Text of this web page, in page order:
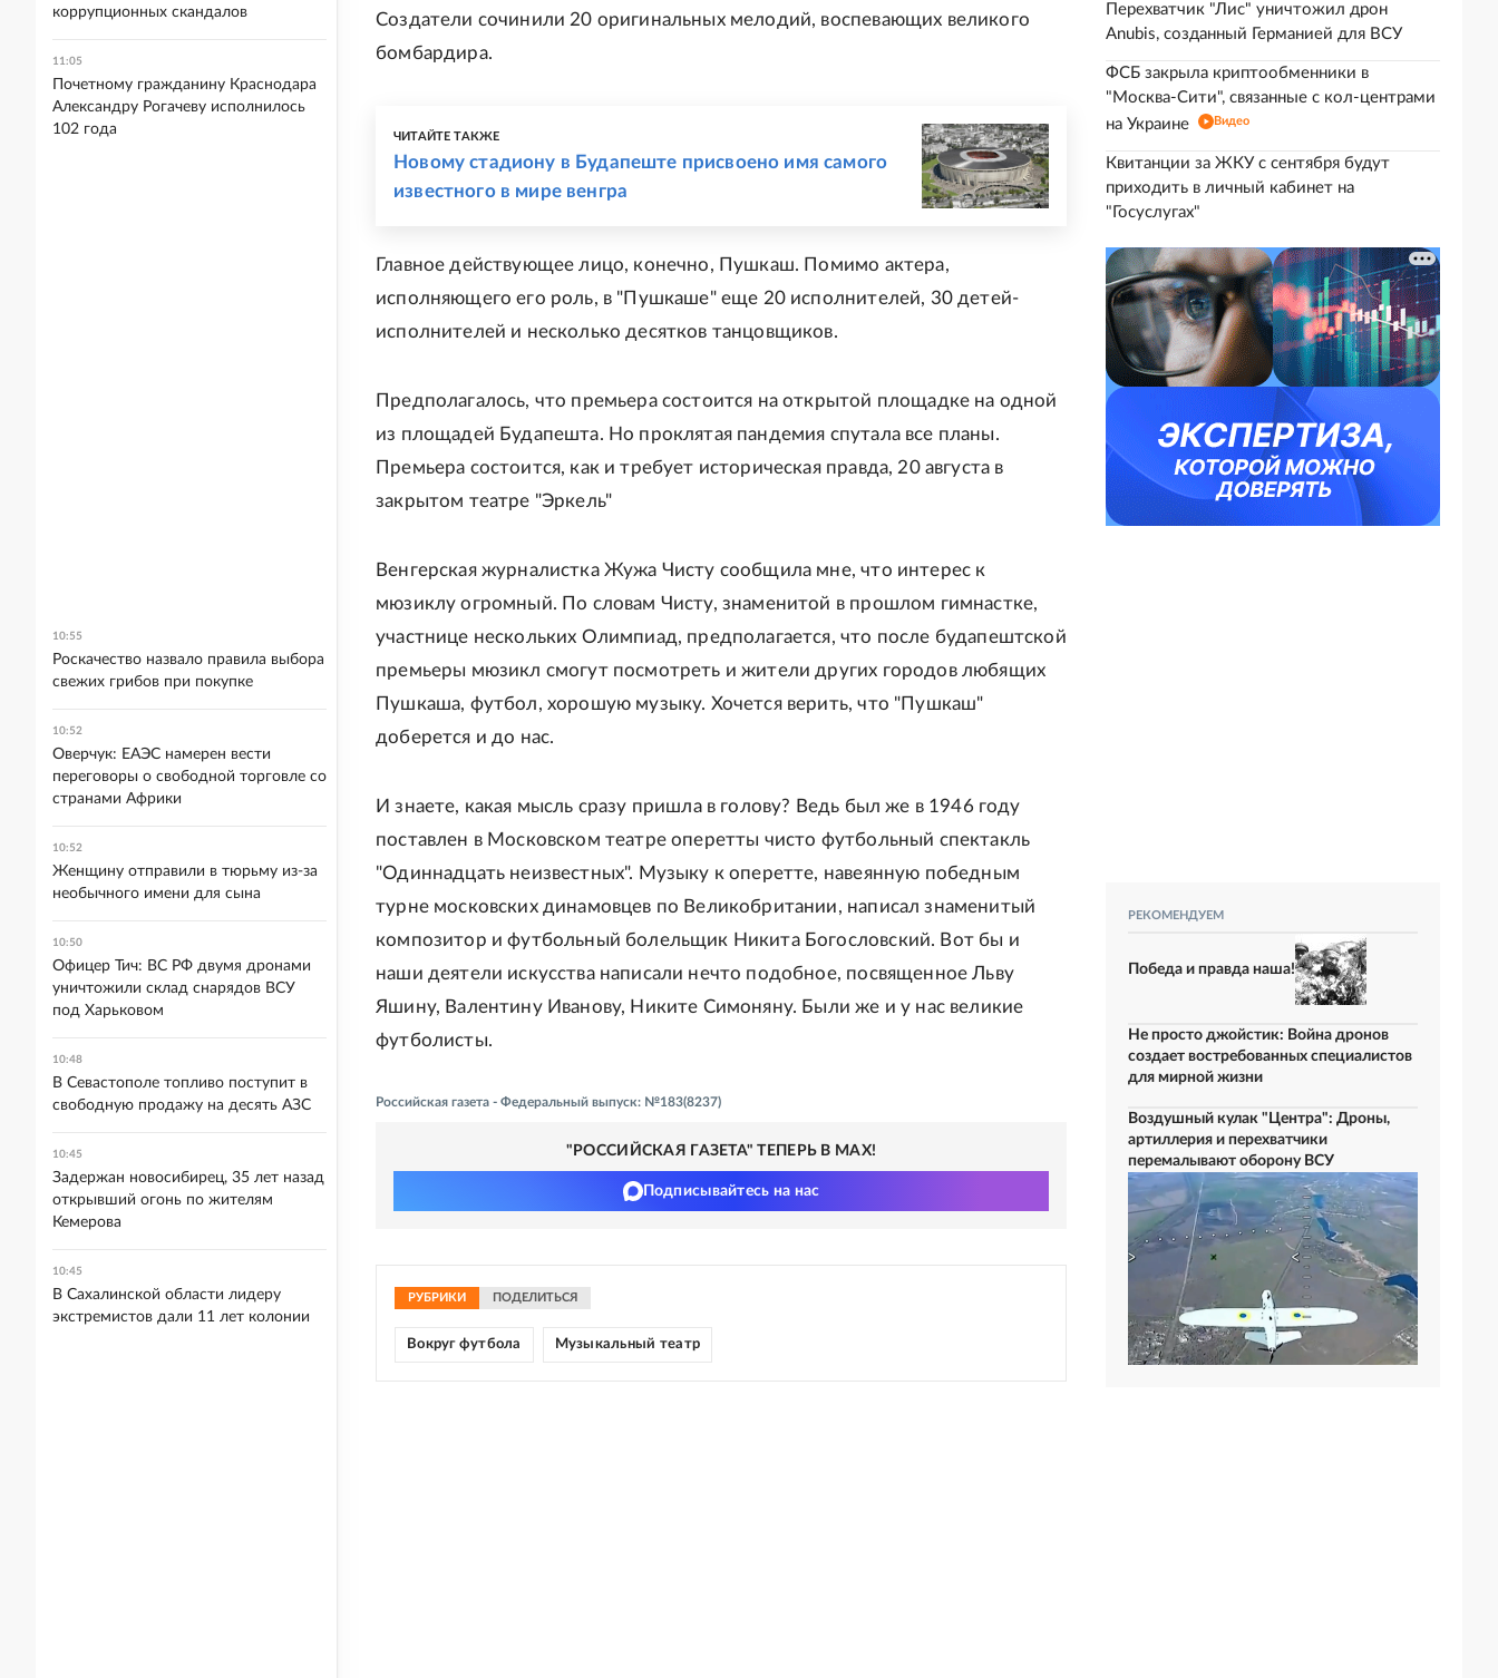
Создатели сочинили 20 оригинальных мелодий, воспевающих великого
бомбардира.
ЧИТАЙТЕ ТАКЖЕ
Новому стадиону в Будапеште присвоено имя самого
известного в мире венгра
Главное действующее лицо, конечно, Пушкаш. Помимо актера,
исполняющего его роль, в "Пушкаше" еще 20 исполнителей, 30 детей-
исполнителей и несколько десятков танцовщиков.
Предполагалось, что премьера состоится на открытой площадке на одной
из площадей Будапешта. Но проклятая пандемия спутала все планы.
Премьера состоится, как и требует историческая правда, 20 августа в
закрытом театре "Эркель"
Венгерская журналистка Жужа Чисту сообщила мне, что интерес к
мюзиклу огромный. По словам Чисту, знаменитой в прошлом гимнастке,
участнице нескольких Олимпиад, предполагается, что после будапештской
премьеры мюзикл смогут посмотреть и жители других городов любящих
Пушкаша, футбол, хорошую музыку. Хочется верить, что "Пушкаш"
доберется и до нас.
И знаете, какая мысль сразу пришла в голову? Ведь был же в 1946 году
поставлен в Московском театре оперетты чисто футбольный спектакль
"Одиннадцать неизвестных". Музыку к оперетте, навеянную победным
турне московских динамовцев по Великобритании, написал знаменитый
композитор и футбольный болельщик Никита Богословский. Вот бы и
наши деятели искусства написали нечто подобное, посвященное Льву
Яшину, Валентину Иванову, Никите Симоняну. Были же и у нас великие
футболисты.
Российская газета - Федеральный выпуск: №183(8237)
"РОССИЙСКАЯ ГАЗЕТА" ТЕПЕРЬ В MAX!
Подписывайтесь на нас
РУБРИКИ ПОДЕЛИТЬСЯ
Вокруг футбола Музыкальный театр
Перехватчик "Лис" уничтожил дрон
Anubis, созданный Германией для ВСУ
ФСБ закрыла криптообменники в
"Москва-Сити", связанные с кол-центрами
на Украине
Видео
Квитанции за ЖКУ с сентября будут
приходить в личный кабинет на
"Госуслугах"
РЕКОМЕНДУЕМ
Победа и правда наша!
Не просто джойстик: Война дронов
создает востребованных специалистов
для мирной жизни
Воздушный кулак "Центра": Дроны,
артиллерия и перехватчики
перемалывают оборону ВСУ
коррупционных скандалов
11:05
Почетному гражданину Краснодара
Александру Рогачеву исполнилось
102 года
10:55
Роскачество назвало правила выбора
свежих грибов при покупке
10:52
Оверчук: ЕАЭС намерен вести
переговоры о свободной торговле со
странами Африки
10:52
Женщину отправили в тюрьму из-за
необычного имени для сына
10:50
Офицер Тич: ВС РФ двумя дронами
уничтожили склад снарядов ВСУ
под Харьковом
10:48
В Севастополе топливо поступит в
свободную продажу на десять АЗС
10:45
Задержан новосибирец, 35 лет назад
открывший огонь по жителям
Кемерова
10:45
В Сахалинской области лидеру
экстремистов дали 11 лет колонии